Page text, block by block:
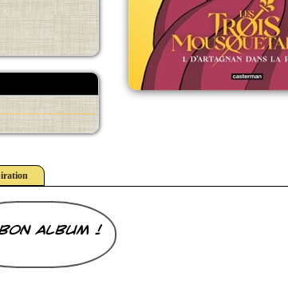
album !